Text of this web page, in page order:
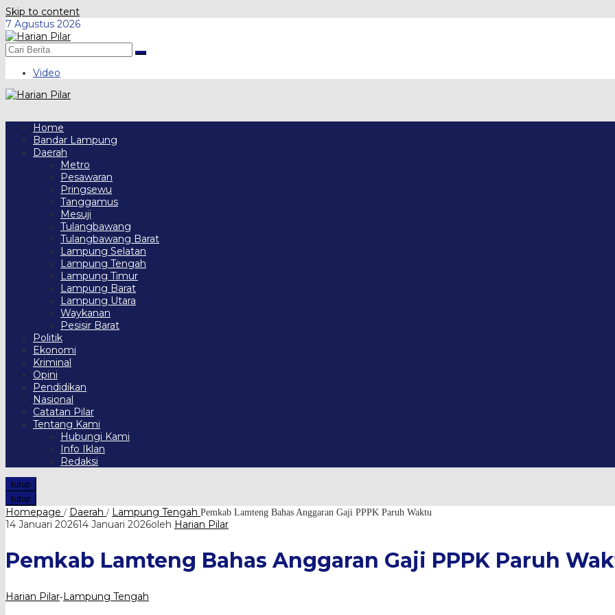
Skip to content
7 Agustus 2026
Video
Home
Bandar Lampung
Daerah
Metro
Pesawaran
Pringsewu
Tanggamus
Mesuji
Tulangbawang
Tulangbawang Barat
Lampung Selatan
Lampung Tengah
Lampung Timur
Lampung Barat
Lampung Utara
Waykanan
Pesisir Barat
Politik
Ekonomi
Kriminal
Opini
Pendidikan
Nasional
Catatan Pilar
Tentang Kami
Hubungi Kami
Info Iklan
Redaksi
tutup
tutup
Homepage / Daerah / Lampung Tengah Pemkab Lamteng Bahas Anggaran Gaji PPPK Paruh Waktu
14 Januari 202614 Januari 2026oleh Harian Pilar
Pemkab Lamteng Bahas Anggaran Gaji PPPK Paruh
Harian Pilar-Lampung Tengah